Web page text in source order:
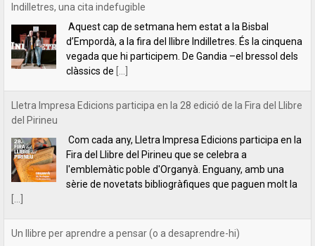
del Pirineu
Com cada any, Lletra Impresa Edicions participa en la
Fira del Llibre del Pirineu que se celebra a
l'emblemàtic poble d'Organyà. Enguany, amb una
sèrie de novetats bibliogràfiques que paguen molt la
Un llibre per aprendre a pensar (o a desaprendre-hi)
Un llibre per aprendre a pensar (o a desaprendre-
hi)L’editorial Lletra Impresa acaba de publicar un llibre
que fa que pensar: Per què pensem el que pensem,
de Vicent Botella i[...]
presentació de la novel·la Les descàrregues del caçador, de Rafael
Chirbes, a Gandia